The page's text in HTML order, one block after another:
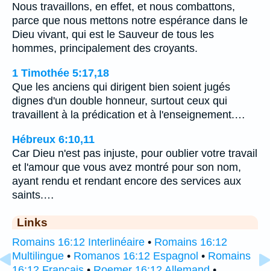
Nous travaillons, en effet, et nous combattons,
parce que nous mettons notre espérance dans le
Dieu vivant, qui est le Sauveur de tous les
hommes, principalement des croyants.
1 Timothée 5:17,18
Que les anciens qui dirigent bien soient jugés
dignes d'un double honneur, surtout ceux qui
travaillent à la prédication et à l'enseignement.…
Hébreux 6:10,11
Car Dieu n'est pas injuste, pour oublier votre travail
et l'amour que vous avez montré pour son nom,
ayant rendu et rendant encore des services aux
saints.…
Links
Romains 16:12 Interlinéaire • Romains 16:12
Multilingue • Romanos 16:12 Espagnol • Romains